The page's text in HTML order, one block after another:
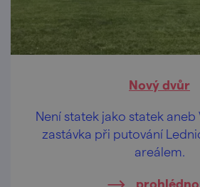
Nový dvůr
Není statek jako statek aneb
zastávka při putování
areálem.